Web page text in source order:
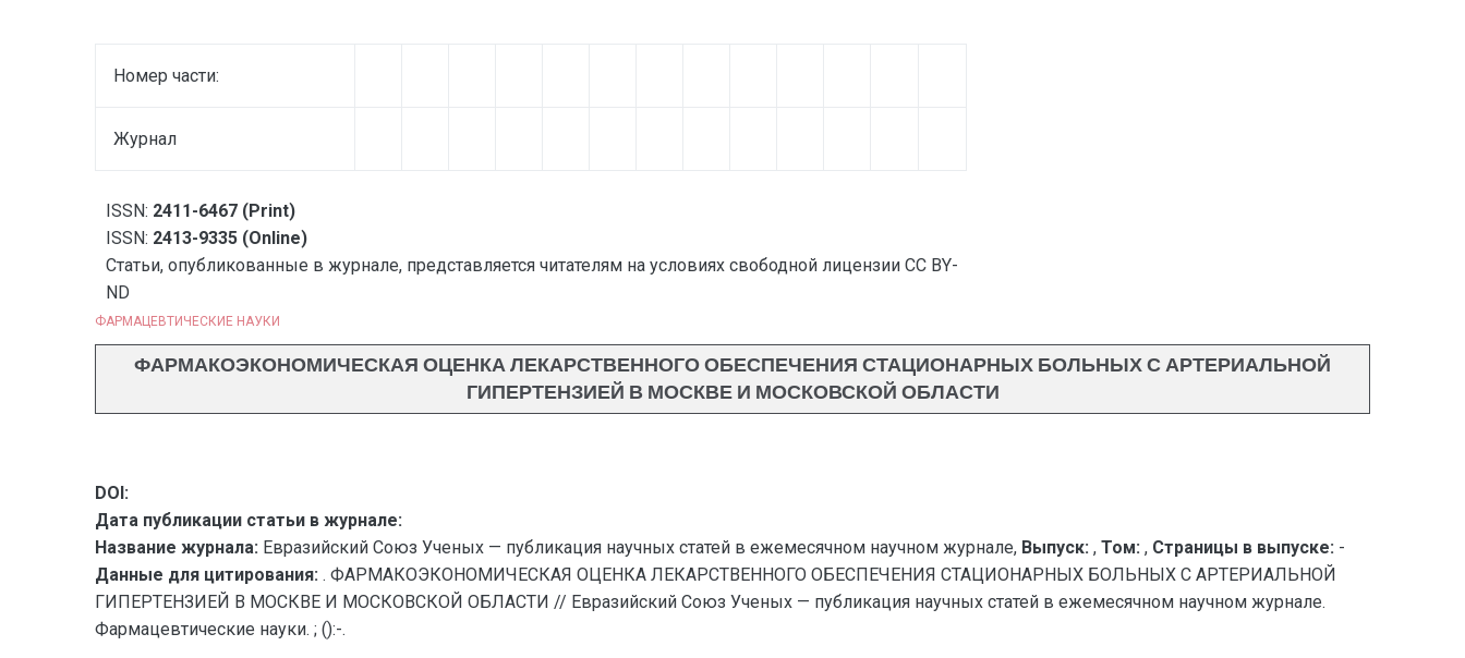
Номер части:
Журнал
ISSN: 2411-6467 (Print)
ISSN: 2413-9335 (Online)
Статьи, опубликованные в журнале, представляется читателям на условиях свободной лицензии CC BY-
ND
ФАРМАЦЕВТИЧЕСКИЕ НАУКИ
ФАРМАКОЭКОНОМИЧЕСКАЯ ОЦЕНКА ЛЕКАРСТВЕННОГО ОБЕСПЕЧЕНИЯ СТАЦИОНАРНЫХ БОЛЬНЫХ С АРТЕРИАЛЬНОЙ
ГИПЕРТЕНЗИЕЙ В МОСКВЕ И МОСКОВСКОЙ ОБЛАСТИ
DOI:
Дата публикации статьи в журнале:
Название журнала: Евразийский Союз Ученых — публикация научных статей в ежемесячном научном журнале, Выпуск: , Том: , Страницы в выпуске: -
Данные для цитирования: . ФАРМАКОЭКОНОМИЧЕСКАЯ ОЦЕНКА ЛЕКАРСТВЕННОГО ОБЕСПЕЧЕНИЯ СТАЦИОНАРНЫХ БОЛЬНЫХ С АРТЕРИАЛЬНОЙ
ГИПЕРТЕНЗИЕЙ В МОСКВЕ И МОСКОВСКОЙ ОБЛАСТИ // Евразийский Союз Ученых — публикация научных статей в ежемесячном научном журнале.
Фармацевтические науки. ; ():-.